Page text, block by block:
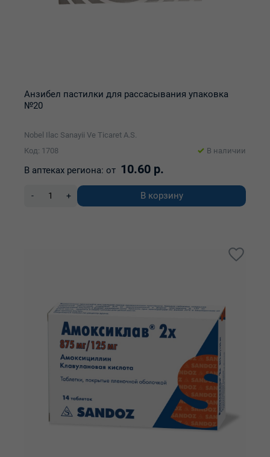
Анзибел пастилки для рассасывания упаковка
№20
Nobel Ilac Sanayii Ve Ticaret A.S.
Код: 1708
В наличии
В аптеках региона: от 10.60 р.
- + В корзину